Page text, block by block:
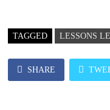
TAGGED LESSONS
SHARE